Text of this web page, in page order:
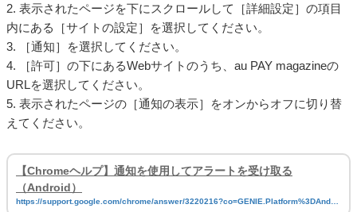
2. 表示されたページを下にスクロールして［詳細設定］の項目
内にある［サイトの設定］を選択してください。
3. ［通知］を選択してください。
4. ［許可］の下にあるWebサイトのうち、au PAY magazineの
URLを選択してください。
5. 表示されたページの［通知の表示］をオンからオフに切り替
えてください。
【Chromeヘルプ】通知を使用してアラートを受け取る
（Android）
https://support.google.com/chrome/answer/3220216?co=GENIE.Platform%3DAndroi